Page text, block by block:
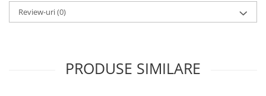
Review-uri(0)
PRODUSE SIMILARE